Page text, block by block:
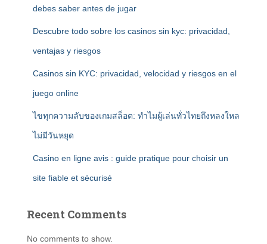
debes saber antes de jugar
Descubre todo sobre los casinos sin kyc: privacidad,
ventajas y riesgos
Casinos sin KYC: privacidad, velocidad y riesgos en el
juego online
ไขทุกความลับของเกมสล็อต: ทำไมผู้เล่นทั่วไทยถึงหลงใหล
ไม่มีวันหยุด
Casino en ligne avis : guide pratique pour choisir un
site fiable et sécurisé
Recent Comments
No comments to show.